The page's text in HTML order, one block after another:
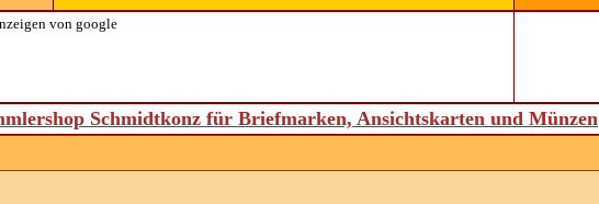
von google
Schmidtkonz für Briefmarken, Ansichtskarten und Münzen